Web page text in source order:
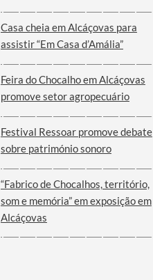
Casa cheia em Alcáçovas para
assistir “Em Casa d’Amália”
Feira do Chocalho em Alcáçovas
promove setor agropecuário
Festival Ressoar promove debate
sobre património sonoro
“Fabrico de Chocalhos, território,
som e memória” em exposição em
Alcáçovas